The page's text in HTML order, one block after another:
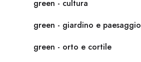
green - cultura
green - giardino e paesaggio
green - orto e cortile